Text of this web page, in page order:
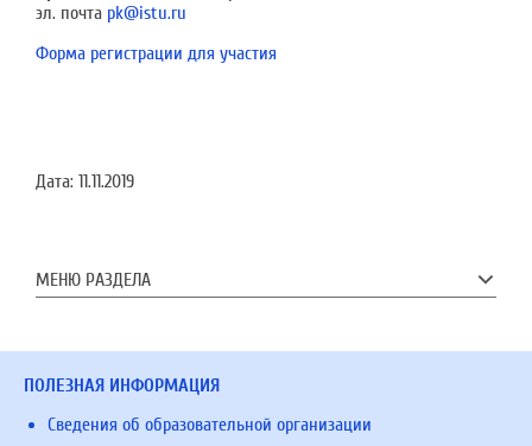
эл. почта pk@istu.ru
Форма регистрации для участия
Дата: 11.11.2019
МЕНЮ РАЗДЕЛА
ПОЛЕЗНАЯ ИНФОРМАЦИЯ
Сведения об образовательной организации